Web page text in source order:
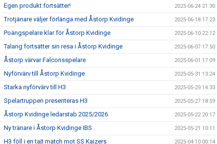
Egen produkt fortsätter! 2025-06-24 21:30
Trotjänare väljer förlänga med Åstorp Kvidinge 2025-06-18 17:23
Poängspelare klar för Åstorp Kvidinge 2025-06-10 22:12
Talang fortsätter sin resa i Åstorp Kvidinge 2025-06-07 17:50
Åstorp värvar Falconsspelare 2025-06-01 17:09
Nyförvärv till Åstorp Kvidinge 2025-05-31 13:24
Starka nyförvärv till H3 2025-05-29 14:33
Spelartruppen presenteras H3 2025-05-27 18:59
Åstorp Kvidinge ledarstab 2025/2026 2025-05-22 20:17
Ny tränare i Åstorp Kvidinge IBS 2025-05-21 10:11
H3 föll i en tajt match mot SS Kaizers 2025-04-10 00:14